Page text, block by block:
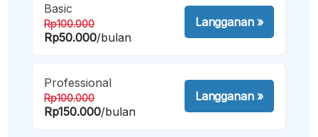
Basic
Rp100.000
Rp50.000/bulan
Langganan»
Professional
Rp100.000
Rp150.000/bulan
Langganan»